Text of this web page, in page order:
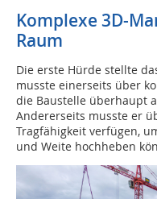
Komplexe 3D-
Raum
Die erste Hürde stellte
musste einerseits über
die Baustelle überhaupt
Andererseits musste er
Tragfähigkeit verfügen,
und Weite hochheben